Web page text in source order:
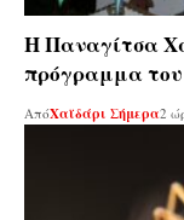
Η Παναγίτσα
πρόγραμμα του
ΑπόΧαϊδάρι Σήμερα2